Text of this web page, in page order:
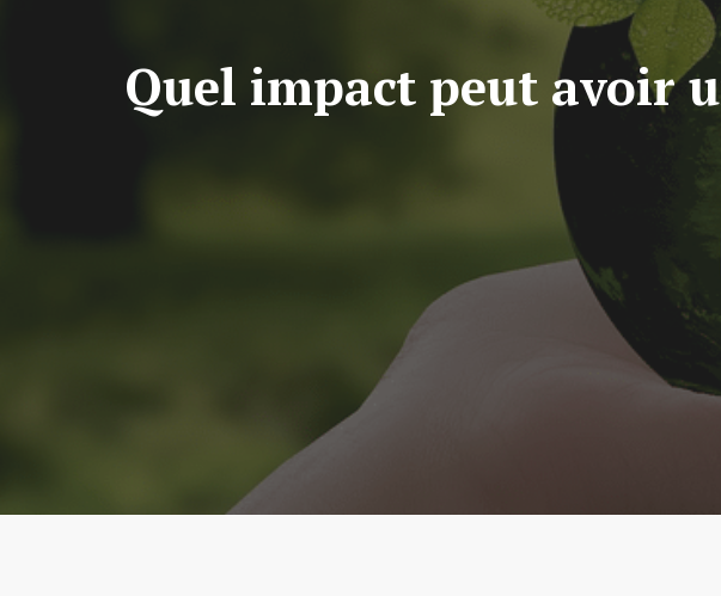
Quel impact peut avoir